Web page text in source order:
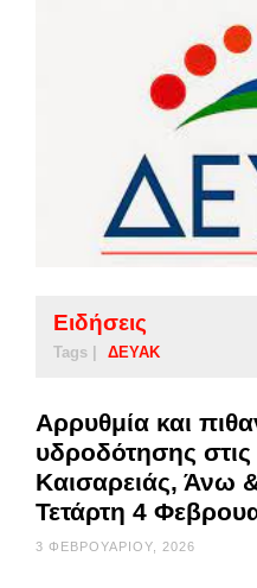
Ειδήσεις
Tags | ΔΕΥΑΚ
Αρρυθμία και
υδροδότησης
Καισαρειάς, Άνω
Τετάρτη 4
3 ΦΕΒΡΟΥΑΡΊΟΥ, 2026